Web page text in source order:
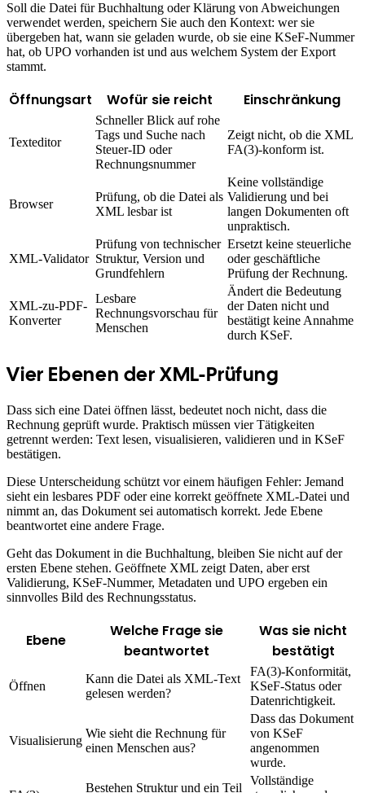
Soll die Datei für Buchhaltung oder Klärung von Abweichungen
verwendet werden, speichern Sie auch den Kontext: wer sie
übergeben hat, wann sie geladen wurde, ob sie eine KSeF-Nummer
hat, ob UPO vorhanden ist und aus welchem System der Export
stammt.
Öffnungsart Wofür sie reicht Einschränkung
Texteditor
Schneller Blick auf rohe
Tags und Suche nach
Steuer-ID oder
Rechnungsnummer
Zeigt nicht, ob die XML
FA(3)-konform ist.
Browser
Prüfung, ob die Datei als
XML lesbar ist
Keine vollständige
Validierung und bei
langen Dokumenten oft
unpraktisch.
XML-Validator
Prüfung von technischer
Struktur, Version und
Grundfehlern
Ersetzt keine steuerliche
oder geschäftliche
Prüfung der Rechnung.
XML-zu-PDF-
Konverter
Lesbare
Rechnungsvorschau für
Menschen
Ändert die Bedeutung
der Daten nicht und
bestätigt keine Annahme
durch KSeF.
Vier Ebenen der XML-Prüfung
Dass sich eine Datei öffnen lässt, bedeutet noch nicht, dass die
Rechnung geprüft wurde. Praktisch müssen vier Tätigkeiten
getrennt werden: Text lesen, visualisieren, validieren und in KSeF
bestätigen.
Diese Unterscheidung schützt vor einem häufigen Fehler: Jemand
sieht ein lesbares PDF oder eine korrekt geöffnete XML-Datei und
nimmt an, das Dokument sei automatisch korrekt. Jede Ebene
beantwortet eine andere Frage.
Geht das Dokument in die Buchhaltung, bleiben Sie nicht auf der
ersten Ebene stehen. Geöffnete XML zeigt Daten, aber erst
Validierung, KSeF-Nummer, Metadaten und UPO ergeben ein
sinnvolles Bild des Rechnungsstatus.
Ebene
Welche Frage sie
beantwortet
Was sie nicht
bestätigt
Öffnen
Kann die Datei als XML-Text
gelesen werden?
FA(3)-Konformität,
KSeF-Status oder
Datenrichtigkeit.
Visualisierung
Wie sieht die Rechnung für
einen Menschen aus?
Dass das Dokument
von KSeF
angenommen
wurde.
Bestehen Struktur und ein Teil
Vollständige